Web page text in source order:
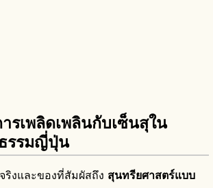
รเพลิดเพลินกับเซ็นสุใน
รรมญี่ปุ่น
ริงและของที่สัมผัสถึง สุนทรียศาสตร์แบบ